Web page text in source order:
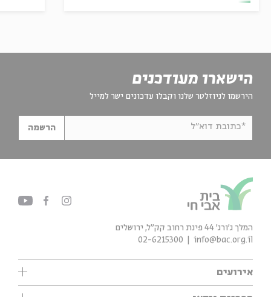
הישארו מעודכנים
הירשמו לניוזלטר שלנו וקבלו עדכונים ישר למייל
*כתובת דוא"ל הרשמה
אירועים
עיון
המלך ג'ורג' 44 פינת רחוב קק״ל, ירושלים
info@bac.org.il
02-6215300